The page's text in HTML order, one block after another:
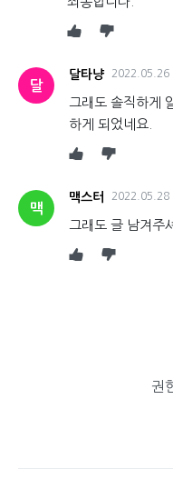
달
달타냥 2022.05.26
그래도 솔직하게
하게 되었네요.
맥
맥스터 2022.05.28
그래도 글 남겨주
권